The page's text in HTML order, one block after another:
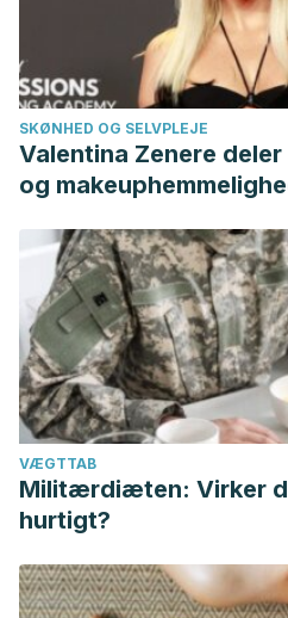
SKØNHED OG SELVPLEJE
Valentina Zenere
og
VÆGTTAB
Militærdiæten: Virker
hurtigt?